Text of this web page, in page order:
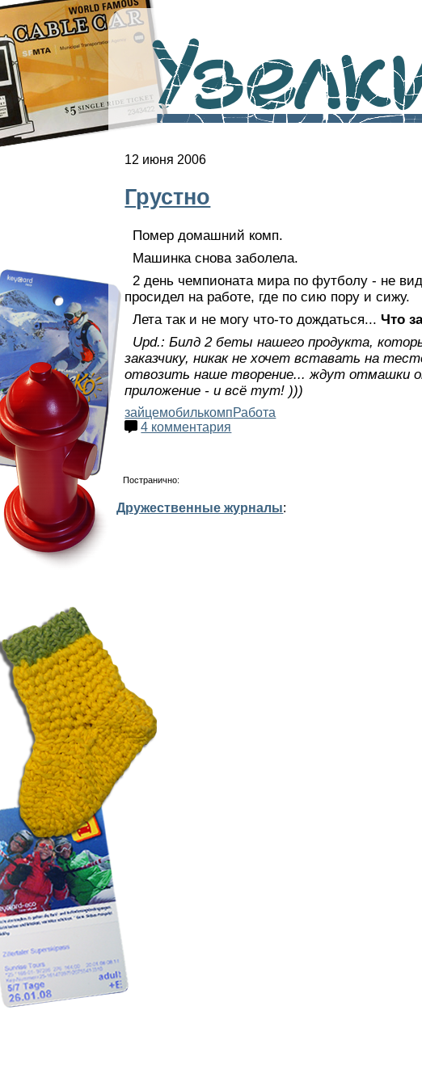
12 июня 2006
Грустно
Помер домашний комп.
Машинка снова заболела.
2 день чемпионата мира по футболу - не
просидел на работе, где по сию пору и сижу.
Лета так и не могу что-то дождаться...Что
Upd.: Билд 2 беты нашего продукта,
заказчику, никак не хочет вставать на
отвозить наше творение... ждут отмашки
приложение - и всё тут! )))
зайцемобилькомпРабота
4 комментария
Постранично:
Дружественные журналы: